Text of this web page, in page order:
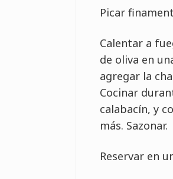
Picar
Calentar a
de oliva en
agregar la
Cocinar
calabacín, y
más. Sazonar.
Reservar en